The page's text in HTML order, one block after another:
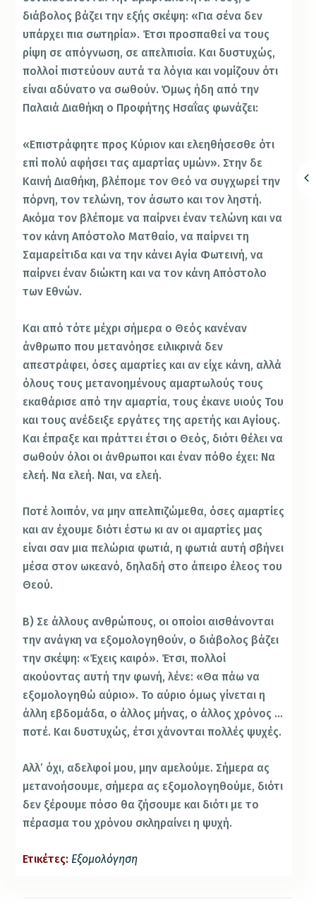
διάβολος βάζει την εξής σκέψη: «Για σένα δεν
υπάρχει πια σωτηρία». Έτσι προσπαθεί να τους
ρίψη σε απόγνωση, σε απελπισία. Και δυστυχώς,
πολλοί πιστεύουν αυτά τα λόγια και νομίζουν ότι
είναι αδύνατο να σωθούν. Όμως ήδη από την
Παλαιά Διαθήκη ο Προφήτης Ησαΐας φωνάζει:
«Επιστράφητε προς Κύριον και ελεηθήσεσθε ότι
επί πολύ αφήσει τας αμαρτίας υμών». Στην δε
Καινή Διαθήκη, βλέπομε τον Θεό να συγχωρεί την
πόρνη, τον τελώνη, τον άσωτο και τον ληστή.
Ακόμα τον βλέπομε να παίρνει έναν τελώνη και να
τον κάνη Απόστολο Ματθαίο, να παίρνει τη
Σαμαρείτιδα και να την κάνει Αγία Φωτεινή, να
παίρνει έναν διώκτη και να τον κάνη Απόστολο
των Εθνών.
Και από τότε μέχρι σήμερα ο Θεός κανέναν
άνθρωπο που μετανόησε ειλικρινά δεν
απεστράφει, όσες αμαρτίες και αν είχε κάνη, αλλά
όλους τους μετανοημένους αμαρτωλούς τους
εκαθάρισε από την αμαρτία, τους έκανε υιούς Του
και τους ανέδειξε εργάτες της αρετής και Αγίους.
Και έπραξε και πράττει έτσι ο Θεός, διότι θέλει να
σωθούν όλοι οι άνθρωποι και έναν πόθο έχει: Να
ελεή. Να ελεή. Ναι, να ελεή.
Ποτέ λοιπόν, να μην απελπιζώμεθα, όσες αμαρτίες
και αν έχουμε διότι έστω κι αν οι αμαρτίες μας
είναι σαν μια πελώρια φωτιά, η φωτιά αυτή σβήνει
μέσα στον ωκεανό, δηλαδή στο άπειρο έλεος του
Θεού.
Β) Σε άλλους ανθρώπους, οι οποίοι αισθάνονται
την ανάγκη να εξομολογηθούν, ο διάβολος βάζει
την σκέψη: «Έχεις καιρό». Έτσι, πολλοί
ακούοντας αυτή την φωνή, λένε: «Θα πάω να
εξομολογηθώ αύριο». Το αύριο όμως γίνεται η
άλλη εβδομάδα, ο άλλος μήνας, ο άλλος χρόνος …
ποτέ. Και δυστυχώς, έτσι χάνονται πολλές ψυχές.
Αλλ’ όχι, αδελφοί μου, μην αμελούμε. Σήμερα ας
μετανοήσουμε, σήμερα ας εξομολογηθούμε, διότι
δεν ξέρουμε πόσο θα ζήσουμε και διότι με το
πέρασμα του χρόνου σκληραίνει η ψυχή.
Ετικέτες: Εξομολόγηση